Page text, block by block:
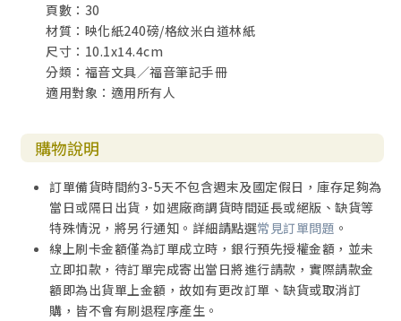
頁數：30
材質：映化紙240磅/格紋米白道林紙
尺寸：10.1x14.4cm
分類：福音文具／福音筆記手冊
適用對象：適用所有人
購物說明
訂單備貨時間約3-5天不包含週末及國定假日，庫存足夠為
當日或隔日出貨，如遇廠商調貨時間延長或絕版、缺貨等
特殊情況，將另行通知。詳細請點選常見訂單問題 。
線上刷卡金額僅為訂單成立時，銀行預先授權金額，並未
立即扣款，待訂單完成寄出當日將進行請款，實際請款金
額即為出貨單上金額，故如有更改訂單、缺貨或取消訂
購，皆不會有刷退程序產生。